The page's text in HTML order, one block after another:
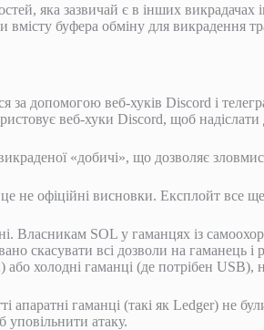
яка зазвичай є в інших викрадачах
вмісту буфера обміну для викрадення
за допомогою веб-хуків Discord і
веб-хуки Discord, щоб надіслати
«добичі», що дозволяє
не офіційні висновки. Експлойт все
Власникам SOL у гаманцях із
скасувати всі дозволи на гаманець і
або холодні гаманці (де потрібен USB),
апаратні гаманці (такі як Ledger) не
атаку.